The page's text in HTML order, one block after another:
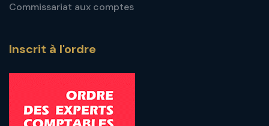
Commissariat aux comptes
Inscrit à l'ordre